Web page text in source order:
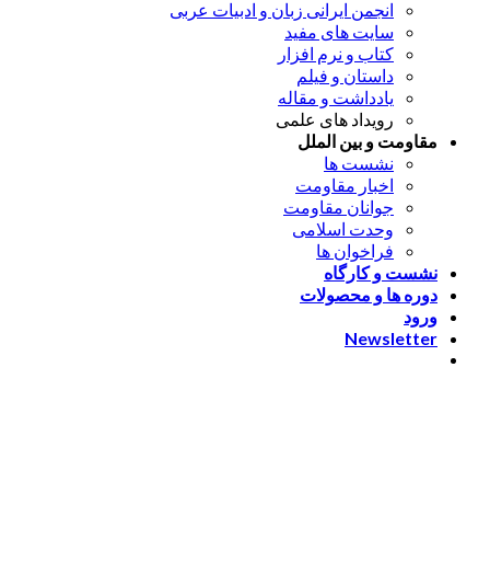
انجمن ایرانی زبان و ادبیات عربی
سایت های مفید
کتاب و نرم افزار
داستان و فیلم
یادداشت و مقاله
رویداد های علمی
مقاومت و بین الملل
نشست ها
اخبار مقاومت
جوانان مقاومت
وحدت اسلامی
فراخوان ها
نشست و کارگاه
دوره ها و محصولات
ورود
Newsletter